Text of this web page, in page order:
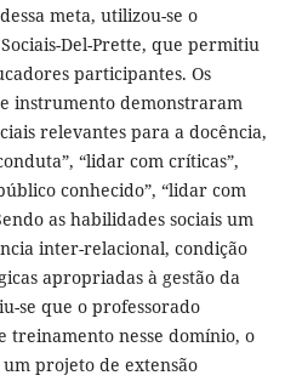
meta, utilizou-se o
Del-Prette, que permitiu
participantes. Os
instrumento demonstraram
relevantes para a docência,
“lidar com críticas”,
conhecido”, “lidar com
as habilidades sociais um
inter-relacional, condição
apropriadas à gestão da
se que o professorado
treinamento nesse domínio, o
projeto de extensão